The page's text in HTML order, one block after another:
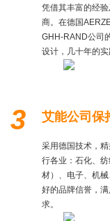
凭借其丰富的经
商。在德国
GHH-RAND公司
设计，几十年的实
3 艾能公司保
采用德国技术，
行各业：石化、
材）、电子、机
好的品牌信誉，
求。